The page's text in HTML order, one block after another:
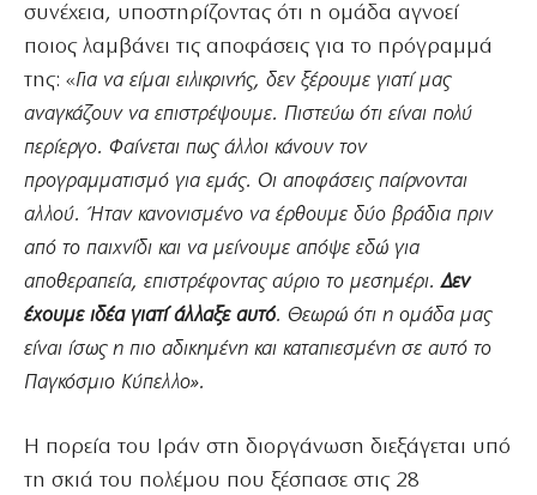
συνέχεια, υποστηρίζοντας ότι η ομάδα αγνοεί
ποιος λαμβάνει τις αποφάσεις για το πρόγραμμά
της: «Για να είμαι ειλικρινής, δεν ξέρουμε γιατί μας
αναγκάζουν να επιστρέψουμε. Πιστεύω ότι είναι πολύ
περίεργο. Φαίνεται πως άλλοι κάνουν τον
προγραμματισμό για εμάς. Οι αποφάσεις παίρνονται
αλλού. Ήταν κανονισμένο να έρθουμε δύο βράδια πριν
από το παιχνίδι και να μείνουμε απόψε εδώ για
αποθεραπεία, επιστρέφοντας αύριο το μεσημέρι.Δεν
έχουμε ιδέα γιατί άλλαξε αυτό. Θεωρώ ότι η ομάδα μας
είναι ίσως η πιο αδικημένη και καταπιεσμένη σε αυτό το
Παγκόσμιο Κύπελλο».
Η πορεία του Ιράν στη διοργάνωση διεξάγεται υπό
τη σκιά του πολέμου που ξέσπασε στις 28